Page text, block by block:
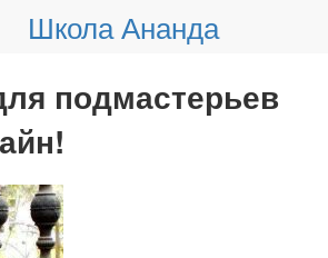
Школа Ананда
подмастерьев